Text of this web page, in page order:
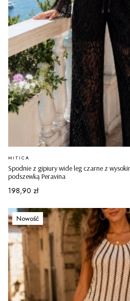
Spodnie z gipiury wide leg czarne z
podszewką Peravina
PRODUCENT
MITICA
Cena
198,90 zł
Nowość